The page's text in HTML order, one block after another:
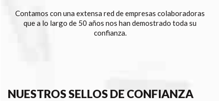
Contamos con una extensa red de empresas colaboradoras
que a lo largo de 50 años nos han demostrado toda su
confianza.
NUESTROS SELLOS DE CONFIANZA